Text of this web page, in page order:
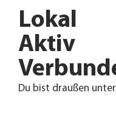
Lokal
Aktiv
Du bist draußen